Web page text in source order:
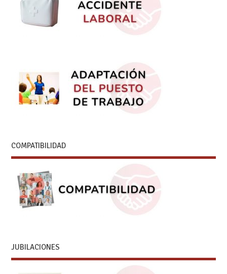
COMPATIBILIDAD
JUBILACIONES